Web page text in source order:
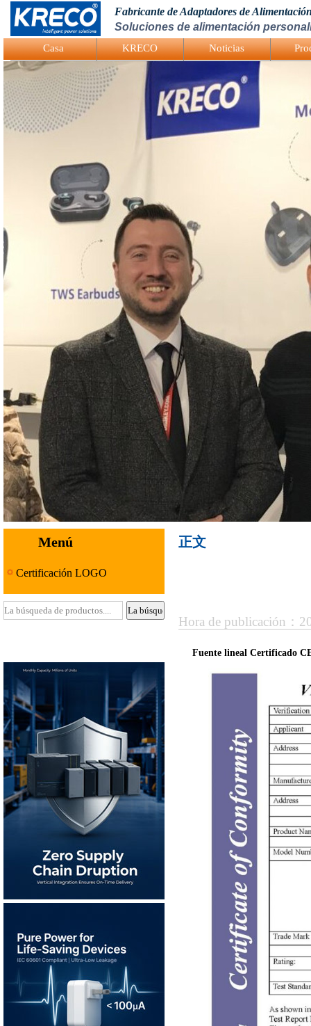
Logo Picture
Fabricante de Adaptadores de
Soluciones de alimentación
Casa KRECO Noticias
Menú
Certificación LOGO
正文
Hora de publicación
Fuente lineal Certificado